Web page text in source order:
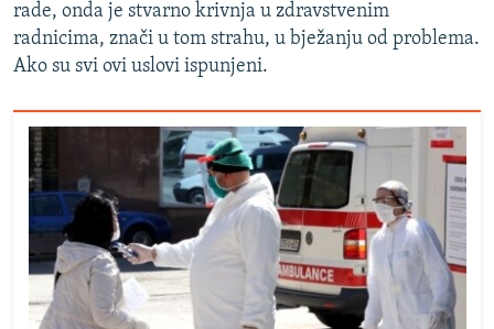
rade, onda je stvarno krivnja u zdravstvenim
radnicima, znači u tom strahu, u bježanju od problema.
Ako su svi ovi uslovi ispunjeni.